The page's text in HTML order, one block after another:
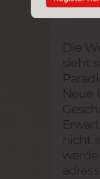
Die
sieht
Neue
nicht